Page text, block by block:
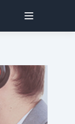
Open user menu